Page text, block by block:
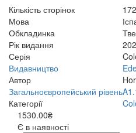
Кількість сторінок
172
Мова
Обкладинка
Рік видання
Серія
Видавництво
Автор
Загальноєвропейський рівень
Категорії
1530.00₴
Є в наявності